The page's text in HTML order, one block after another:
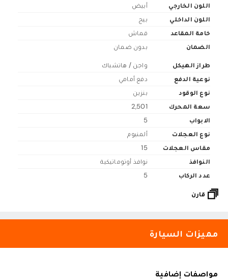
اللون الخارجي
أبيض
اللون الداخلي
بيج
خامة المقاعد
قماش
الضمان
بدون ضمان
طراز الهيكل
واجن / هاتشباك
نوعية الدفع
دفع أمامي
نوع الوقود
بنزين
سعة المحرك
2,501
الابواب
5
نوع العجلات
ألمنيوم
مقاس العجلات
15
النوافذ
نوافذ أوتوماتيكية
عدد الركاب
5
قارن
مميزات السيارة
مواصفات إضافية